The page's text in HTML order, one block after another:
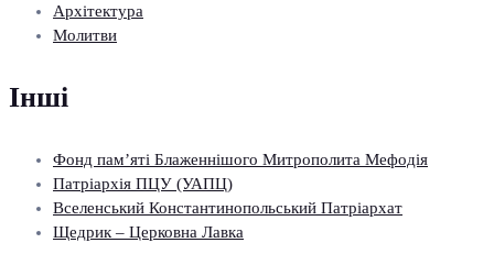
Архітектура
Молитви
Інші
Фонд пам’яті Блаженнішого Митрополита Мефодія
Патріархія ПЦУ (УАПЦ)
Вселенський Константинопольський Патріархат
Щедрик – Церковна Лавка